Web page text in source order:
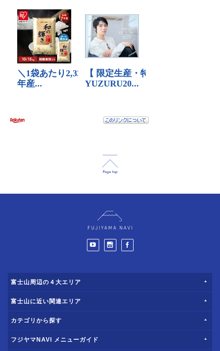
富士山周辺の４大エリア
富士山に近い関連エリア
カテゴリから探す
フジヤマNAVI メニューガイド